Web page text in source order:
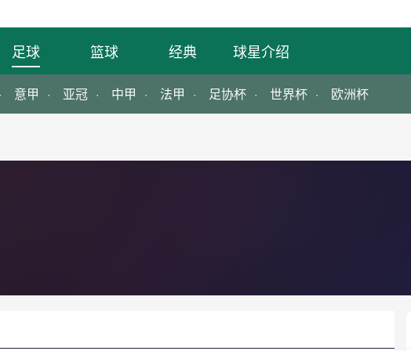
足球 篮球 经典 球星介绍
意甲 亚冠 中甲 法甲 足协杯 世界杯 欧洲杯